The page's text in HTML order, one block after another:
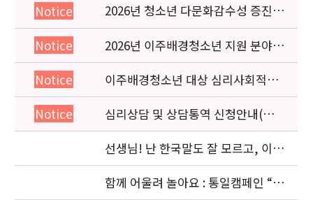
Notice
2026년 청소년 다문화감수성 증진
프로그램 「다가감」신청기관 안내
Notice
2026년 이주배경청소년 지원 분야
종사자 역량강화 교육 일정 안내
Notice
이주배경청소년 대상 심리사회적응
검사 연수동영상 개편 안내
Notice
심리상담 및 상담통역 신청안내(의뢰
서첨부)
선생님! 난 한국말도 잘 모르고, 이젠
몽골말도 잘 모르겠어요: 이주청소년
관련
함께 어울려 놀아요 : 통일캠페인 “얼